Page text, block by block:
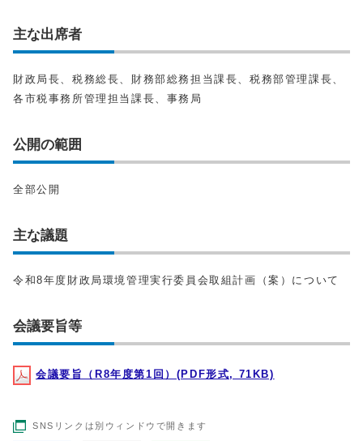
主な出席者
財政局長、税務総長、財務部総務担当課長、税務部管理課長、
各市税事務所管理担当課長、事務局
公開の範囲
全部公開
主な議題
令和8年度財政局環境管理実行委員会取組計画（案）について
会議要旨等
会議要旨（R8年度第1回）(PDF形式, 71KB)
SNSリンクは別ウィンドウで開きます